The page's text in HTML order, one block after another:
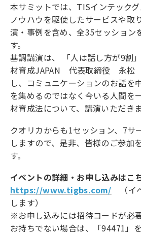
本サミットでは、TISインテック
ノウハウを駆使したサービスや取
演・事例を含め、全35セッション
す。
基調講演は、 「人は話し方が9割
材育成JAPAN 代表取締役 永松
し、コミュニケーションのお話を
を集めるのではなく今いる人間を
材育成法について、講演いただきま
クオリカからも1セッション、7サ
しますので、是非、皆様のご参加
す。
イベントの詳細・お申し込みは
https://www.tigbs.com/
（
します）
※お申し込みには招待コードが必
お持ちでない場合は、「94471」